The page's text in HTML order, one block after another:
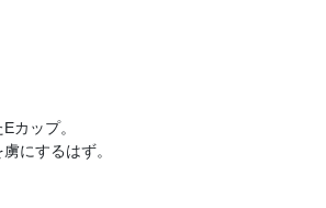
カップ。
にするはず。